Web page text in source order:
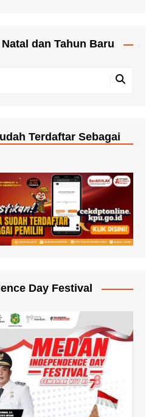
dan Tahun Baru
Terdaftar Sebagai
Day Festival